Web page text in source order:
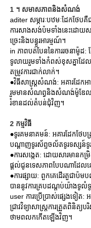
1 ។ សមាសភាពនិងសំណង់
aditer សម្ភារៈបឋមៈដែកថែបគឺជ
ការសាងសង់ប៉មទាំងនេះដោយសា
ច្រេះនិងបន្ធូរអារម្មណ៍។
in ភាពបត់បែននៃការរចនាម៉ូដ
ទូលាយរួមទាំងកំពស់ខុសគ្នាដែល
តម្រូវការជាក់លាក់។
●វិធីសាស្រ្តសំណង់: អគារដែកអា
រួមមានសំណព្វនិងសំណង់ម៉ូឌែលដ
រំខានដល់តំបន់ជុំវិញ។
2 កម្មវិធី
●ទូរគមនាគមន៍: អគារដែកថែបត្
បណ្តាញទូរស័ព្ទចល័តទូរទស្សន៍ទូ
●ការសង្កេត: ដោយសារមានកម្
ផ្តល់ជូនទេសភាពបែបណាដែ
●ការផ្សាយ: ពួកគេដើរតួជាប៉ម
បាននូវការគ្របដណ្តប់យ៉ាងទូ
user ការប្រើប្រាស់ផ្សេងទៀត:
ជ្រាវវិទ្យាសាស្ត្រការត្រួតពិនិត្
ថាមពលកកើតឡើងវិញ។